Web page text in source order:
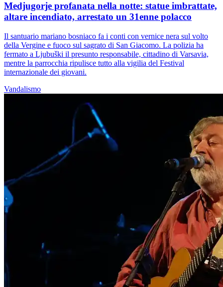
Medjugorje profanata nella notte: statue imbrattate,
altare incendiato, arrestato un 31enne polacco
Il santuario mariano bosniaco fa i conti con vernice nera sul volto
della Vergine e fuoco sul sagrato di San Giacomo. La polizia ha
fermato a Ljubuški il presunto responsabile, cittadino di Varsavia,
mentre la parrocchia ripulisce tutto alla vigilia del Festival
internazionale dei giovani.
Vandalismo